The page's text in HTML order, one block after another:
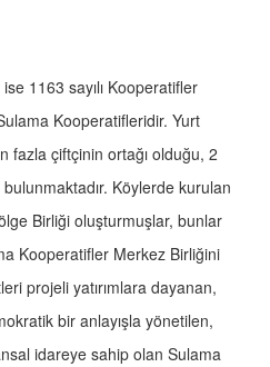
1163 sayılı Kooperatifler
Kooperatifleridir. Yurt
fazla çiftçinin ortağı olduğu, 2
Köylerde kurulan
Birliği oluşturmuşlar, bunlar
Kooperatifler Merkez Birliğini
projeli yatırımlara dayanan,
bir anlayışla yönetilen,
idareye sahip olan Sulama